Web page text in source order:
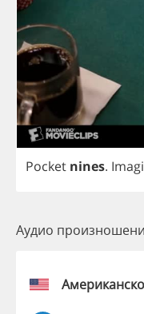
Pocket nines.
Аудио